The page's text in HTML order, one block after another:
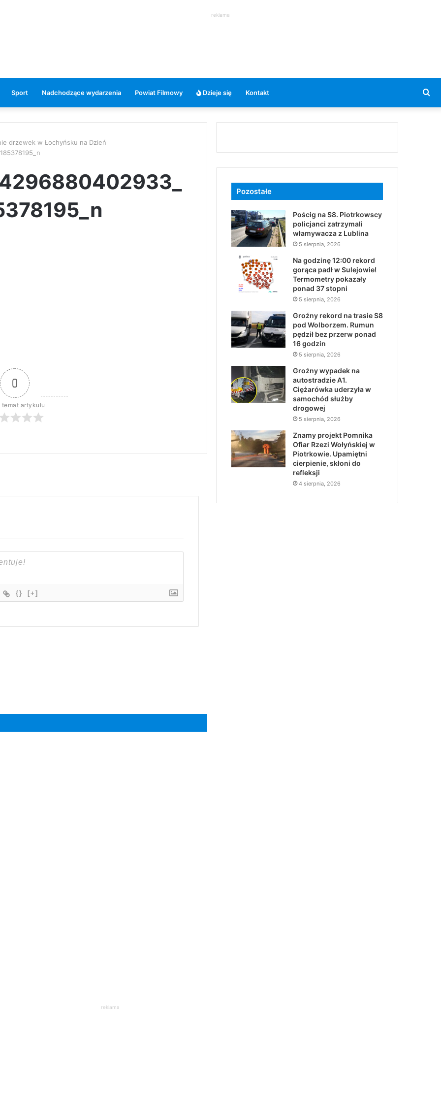
reklama
Sport Nadchodzące wydarzenia Powiat Filmowy Dzieje się Kontakt
drzewek w Łochyńsku na Dzień
0
temat artykułu
{} [+]
Pozostałe
Pościg na S8. Piotrkowscy
policjanci zatrzymali
włamywacza z Lublina
5 sierpnia, 2026
Na godzinę 12:00 rekord
gorąca padł w Sulejowie!
Termometry pokazały
ponad 37 stopni
5 sierpnia, 2026
Groźny rekord na trasie S8
pod Wolborzem. Rumun
pędził bez przerw ponad
16 godzin
5 sierpnia, 2026
Groźny wypadek na
autostradzie A1.
Ciężarówka uderzyła w
samochód służby
drogowej
5 sierpnia, 2026
Znamy projekt Pomnika
Ofiar Rzezi Wołyńskiej w
Piotrkowie. Upamiętni
cierpienie, skłoni do
refleksji
4 sierpnia, 2026
reklama